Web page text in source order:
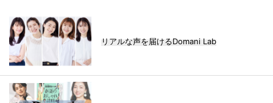
リアルな声を届けるDomani Lab